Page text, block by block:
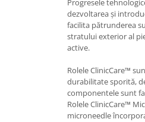
Progresele
dezvoltarea și
facilita pătrunderea
stratului exterior al
active.
Rolele ClinicCare™
durabilitate sporită,
componentele sunt
Rolele ClinicCare™
microneedle